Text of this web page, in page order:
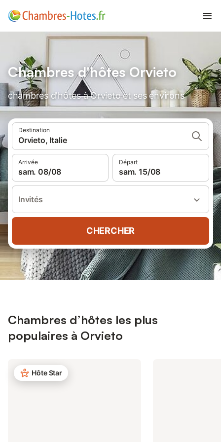
Chambres d'hôtes Orvieto
chambres d'hôtes à Orvieto et ses environs
Destination
Orvieto, Italie
Arrivée
sam. 08/08
Départ
sam. 15/08
Invités
CHERCHER
Chambres d’hôtes les plus
populaires à Orvieto
Hôte Star